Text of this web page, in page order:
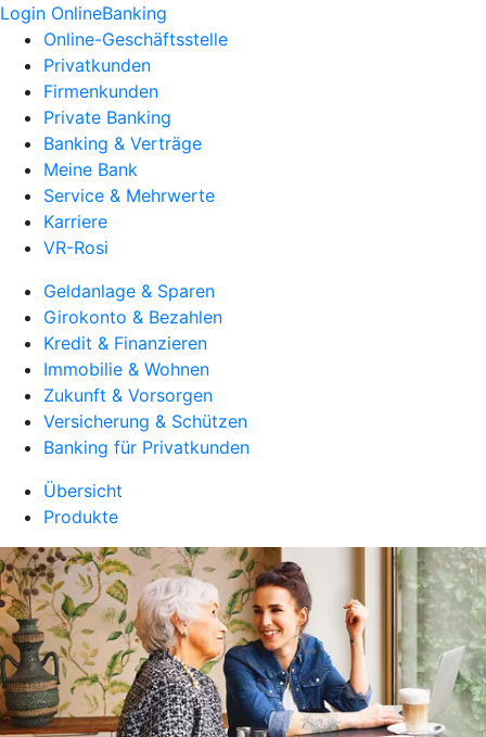
Login OnlineBanking
Online-Geschäftsstelle
Privatkunden
Firmenkunden
Private Banking
Banking & Verträge
Meine Bank
Service & Mehrwerte
Karriere
VR-Rosi
Geldanlage & Sparen
Girokonto & Bezahlen
Kredit & Finanzieren
Immobilie & Wohnen
Zukunft & Vorsorgen
Versicherung & Schützen
Banking für Privatkunden
Übersicht
Produkte